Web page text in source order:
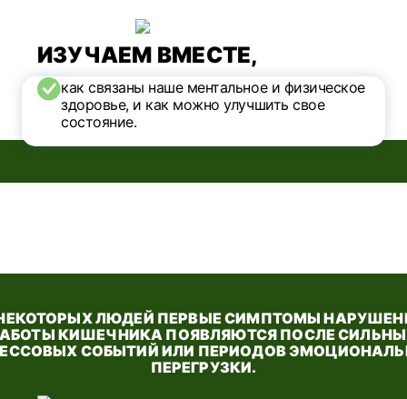
ИЗУЧАЕМ ВМЕСТЕ,
как связаны наше ментальное и физическое
здоровье, и как можно улучшить свое
состояние.
ЛЮДЕЙ ПЕРВЫЕ СИМПТОМЫ
КИШЕЧНИКА ПОЯВЛЯЮТСЯ ПОСЛЕ
СОБЫТИЙ ИЛИ ПЕРИОДОВ
ПЕРЕГРУЗКИ.